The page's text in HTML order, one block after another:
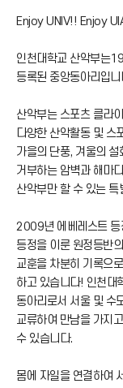
Enjoy UNIV!! Enjoy
인천대학교 산악부는
등록된 중앙동아리입니
산악부는 스포츠 클라
다양한 산악활동 및 스
가을의 단풍, 겨울의
거부하는 암벽과 해마
산악부만 할 수 있는 특
2009년 에베레스트 등
등정을 이룬 원정등반
교훈을 차분히 기록으
하고 있습니다! 인천대
동아리로서 서울 및 수
교류하여 만남을 가지
수 있습니다.
몸에 자일을 연결하여